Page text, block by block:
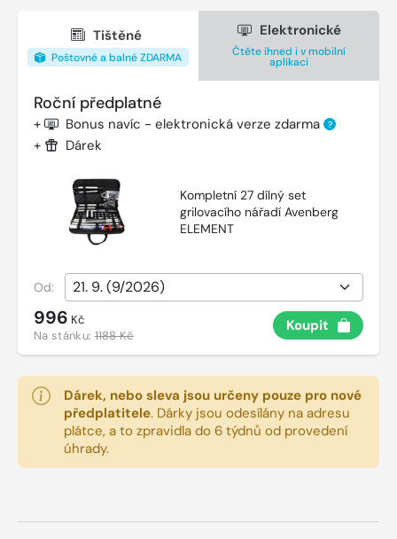
Tištěné
Poštovné a balné ZDARMA
Elektronické
Čtěte ihned i v mobilní
aplikaci
Roční předplatné
+ Bonus navíc - elektronická verze zdarma ?
+ Dárek
Kompletní 27 dílný set
grilovacího nářadí Avenberg
ELEMENT
Od:
996 Kč
Na stánku:1188 Kč
Koupit
Dárek, nebo sleva jsou určeny pouze pro nové
předplatitele. Dárky jsou odesílány na adresu
plátce, a to zpravidla do 6 týdnů od provedení
úhrady.